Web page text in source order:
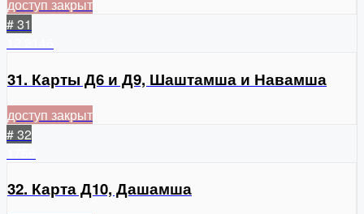
доступ закрыт
# 31
31. Карты Д6 и Д9, Шаштамша и Навамша
доступ закрыт
# 32
32. Карта Д10, Дашамша